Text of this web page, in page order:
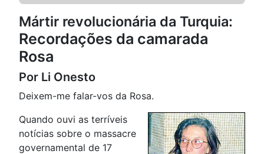
Mártir revolucionária da Turquia:
Recordações da camarada
Rosa
Por Li Onesto
Deixem-me falar-vos da Rosa.
Quando ouvi as terríveis
notícias sobre o massacre
governamental de 17